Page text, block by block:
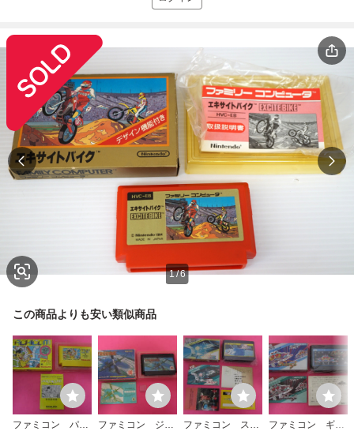
1/6
この商品よりも安い類似商品
ファミコン パチ
ファミコン ジャ
ファミコン スタ
ファミコン ギャ